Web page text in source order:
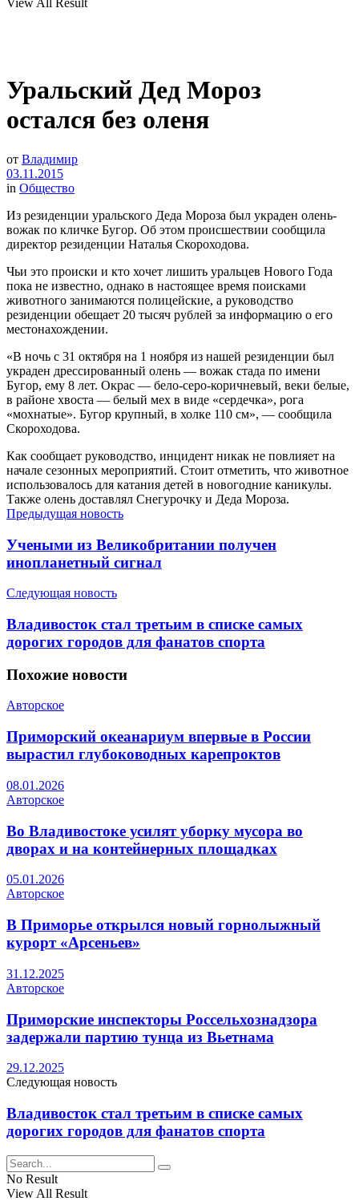
View All Result
Уральский Дед Мороз
остался без оленя
от Владимир
03.11.2015
in Общество
Из резиденции уральского Деда Мороза был украден олень-
вожак по кличке Бугор. Об этом происшествии сообщила
директор резиденции Наталья Скороходова.
Чьи это происки и кто хочет лишить уральцев Нового Года
пока не известно, однако в настоящее время поисками
животного занимаются полицейские, а руководство
резиденции обещает 20 тысяч рублей за информацию о его
местонахождении.
«В ночь с 31 октября на 1 ноября из нашей резиденции был
украден дрессированный олень — вожак стада по имени
Бугор, ему 8 лет. Окрас — бело-серо-коричневый, веки белые,
в районе хвоста — белый мех в виде «сердечка», рога
«мохнатые». Бугор крупный, в холке 110 см», — сообщила
Скороходова.
Как сообщает руководство, инцидент никак не повлияет на
начале сезонных мероприятий. Стоит отметить, что животное
использовалось для катания детей в новогодние каникулы.
Также олень доставлял Снегурочку и Деда Мороза.
Предыдущая новость
Учеными из Великобритании получен
инопланетный сигнал
Следующая новость
Владивосток стал третьим в списке самых
дорогих городов для фанатов спорта
Похожие новости
Авторское
Приморский океанариум впервые в России
вырастил глубоководных карепроктов
08.01.2026
Авторское
Во Владивостоке усилят уборку мусора во
дворах и на контейнерных площадках
05.01.2026
Авторское
В Приморье открылся новый горнолыжный
курорт «Арсеньев»
31.12.2025
Авторское
Приморские инспекторы Россельхознадзора
задержали партию тунца из Вьетнама
29.12.2025
Следующая новость
Владивосток стал третьим в списке самых
дорогих городов для фанатов спорта
No Result
View All Result